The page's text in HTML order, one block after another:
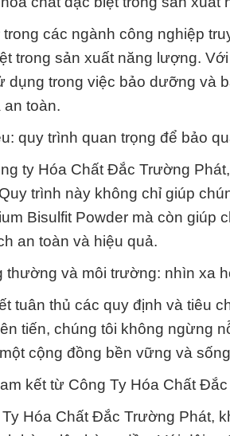
các ngành công nghiệp
trong sản xuất năng lượng.
dụng trong việc bảo dưỡng và
an toàn.
quy trình quan trọng để bảo
ty Hóa Chất Đắc Trường
trình này không chỉ giúp
Bisulfit Powder mà còn
an toàn và hiệu quả.
thường và môi trường: nhìn xa
tuân thủ các quy định và tiêu
tiến, chúng tôi không ngừng
cộng đồng bền vững và
kết từ Công Ty Hóa Chất
Hóa Chất Đắc Trường Phát,